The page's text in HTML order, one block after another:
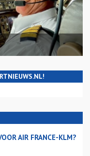
AIR FRANCE-KLM?